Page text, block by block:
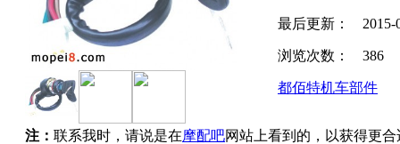
最后更新： 2015-
浏览次数： 386
都佰特机车部件
注： 联系我时，请说是在摩配吧网站上看到的，以获得更